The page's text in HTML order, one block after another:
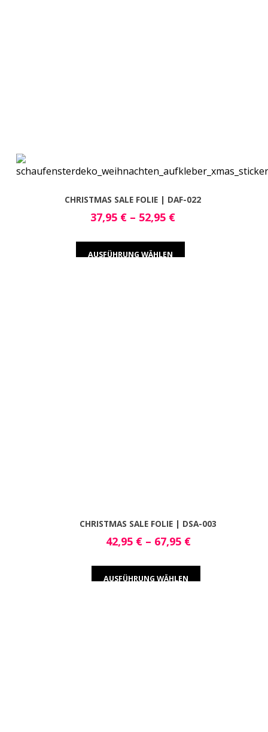
CHRISTMAS SALE FOLIE | DAF-022
37,95 €– 52,95 €
AUSFÜHRUNG WÄHLEN
CHRISTMAS SALE FOLIE | DSA-003
42,95 €– 67,95 €
AUSFÜHRUNG WÄHLEN